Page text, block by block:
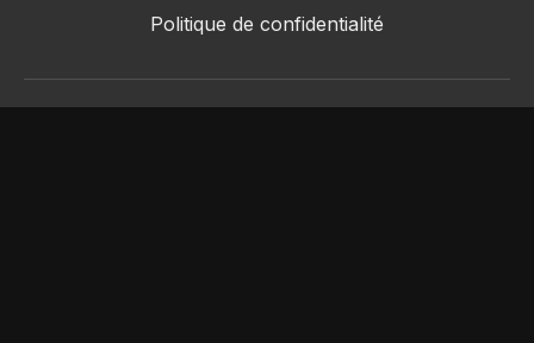
Politique de confidentialité